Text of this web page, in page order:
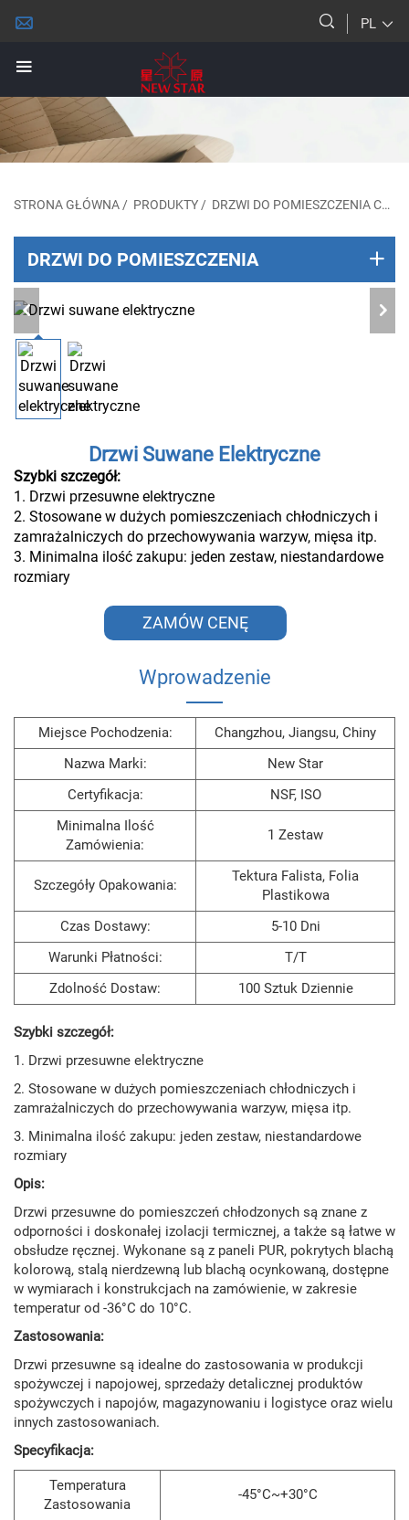
PL
STRONA GŁÓWNA/ PRODUKTY/ DRZWI DO POMIESZCZENIA CHŁODNICZEGO
DRZWI DO POMIESZCZENIA
CHŁODNICZEGO
Drzwi Suwane Elektryczne
Szybki szczegół:
1. Drzwi przesuwne elektryczne
2. Stosowane w dużych pomieszczeniach chłodniczych i
zamrażalniczych do przechowywania warzyw, mięsa itp.
3. Minimalna ilość zakupu: jeden zestaw, niestandardowe
rozmiary
ZAMÓW CENĘ
Wprowadzenie
Miejsce Pochodzenia:
Changzhou, Jiangsu, Chiny
Nazwa Marki:
New Star
Certyfikacja:
NSF, ISO
Minimalna Ilość
Zamówienia:
1 Zestaw
Szczegóły Opakowania:
Tektura Falista, Folia
Plastikowa
Czas Dostawy:
5-10 Dni
Warunki Płatności:
T/T
Zdolność Dostaw:
100 Sztuk Dziennie
Szybki szczegół:
1. Drzwi przesuwne elektryczne
2. Stosowane w dużych pomieszczeniach chłodniczych i
zamrażalniczych do przechowywania warzyw, mięsa itp.
3. Minimalna ilość zakupu: jeden zestaw, niestandardowe
rozmiary
Opis:
Drzwi przesuwne do pomieszczeń chłodzonych są znane z
odporności i doskonałej izolacji termicznej, a także są łatwe w
obsłudze ręcznej. Wykonane są z paneli PUR, pokrytych blachą
kolorową, stalą nierdzewną lub blachą ocynkowaną, dostępne
w wymiarach i konstrukcjach na zamówienie, w zakresie
temperatur od -36°C do 10°C.
Zastosowania:
Drzwi przesuwne są idealne do zastosowania w produkcji
spożywczej i napojowej, sprzedaży detalicznej produktów
spożywczych i napojów, magazynowaniu i logistyce oraz wielu
innych zastosowaniach.
Specyfikacja:
Temperatura
Zastosowania
-45°C~+30°C